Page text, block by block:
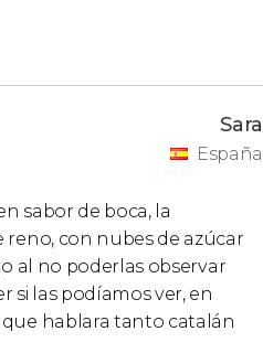
Sara
España
sabor de boca, la
reno, con nubes de azúcar
al no poderlas observar
si las podíamos ver, en
hablara tanto catalán